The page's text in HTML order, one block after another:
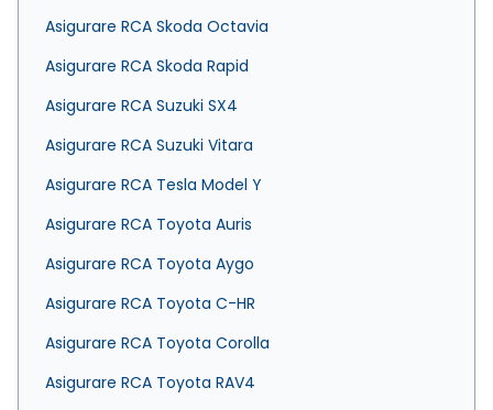
Asigurare RCA Skoda Octavia
Asigurare RCA Skoda Rapid
Asigurare RCA Suzuki SX4
Asigurare RCA Suzuki Vitara
Asigurare RCA Tesla Model Y
Asigurare RCA Toyota Auris
Asigurare RCA Toyota Aygo
Asigurare RCA Toyota C-HR
Asigurare RCA Toyota Corolla
Asigurare RCA Toyota RAV4